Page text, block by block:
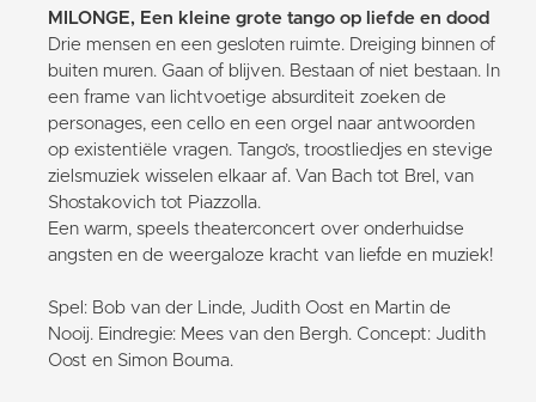
MILONGE, Een kleine grote tango op liefde en dood
Drie mensen en een gesloten ruimte. Dreiging binnen of
buiten muren. Gaan of blijven. Bestaan of niet bestaan. In
een frame van lichtvoetige absurditeit zoeken de
personages, een cello en een orgel naar antwoorden
op existentiële vragen. Tango’s, troostliedjes en stevige
zielsmuziek wisselen elkaar af. Van Bach tot Brel, van
Shostakovich tot Piazzolla.
Een warm, speels theaterconcert over onderhuidse
angsten en de weergaloze kracht van liefde en muziek!
Spel: Bob van der Linde, Judith Oost en Martin de
Nooij. Eindregie: Mees van den Bergh. Concept: Judith
Oost en Simon Bouma.